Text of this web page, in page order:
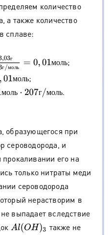
количество
а также количество
сплаве:
г
г моль
моль
моль= 0,01м оль ;
моль;
моль г моль
/мол ь =2,07г .
образующегося при
сероводорода, и
его на
только нитраты меди
сероводорода
нерастворим в
выпадает вследствие
Al(OH)3
также не